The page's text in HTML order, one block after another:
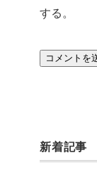
する。
新着記事